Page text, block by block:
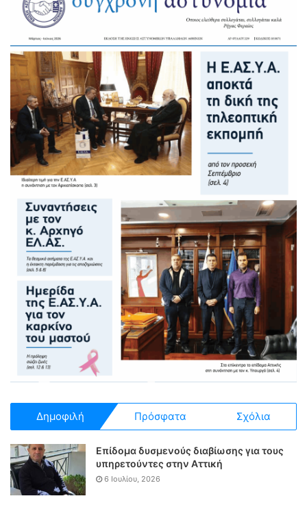
Δημοφιλή Πρόσφατα Σχόλια
Επίδομα δυσμενούς διαβίωσης για τους
υπηρετούντες στην Αττική
6 Ιουλίου, 2026